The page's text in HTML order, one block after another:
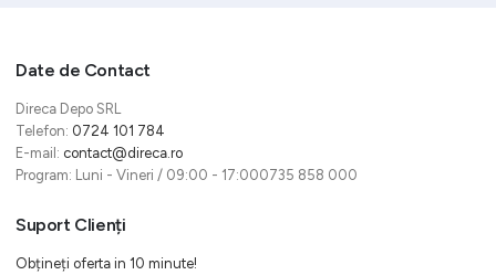
Date de Contact
Direca Depo SRL
Telefon: 0724 101 784
E-mail: contact@direca.ro
Program: Luni - Vineri / 09:00 - 17:000735 858 000
Suport Clienți
Obțineți oferta in 10 minute!